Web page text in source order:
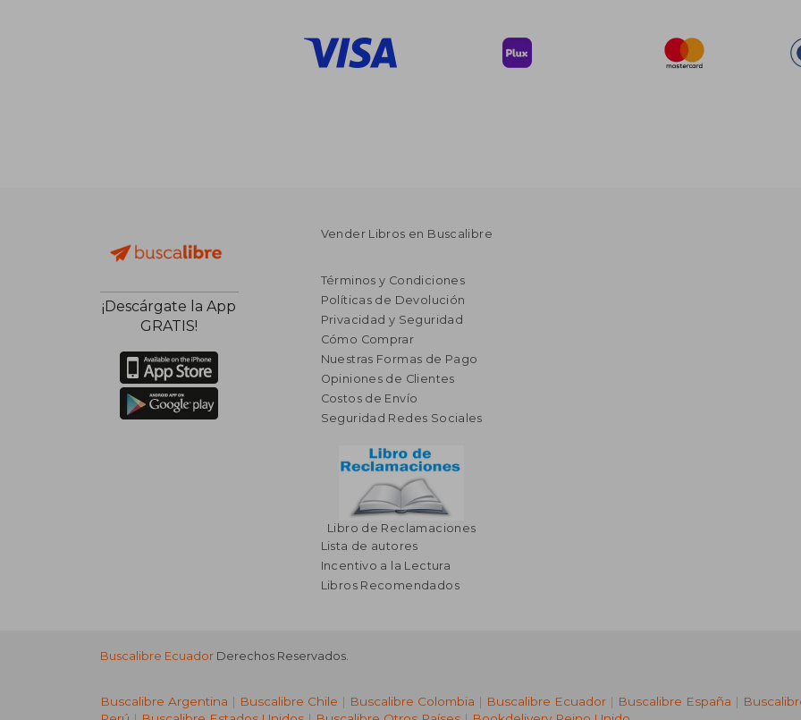
¡Descárgate la App
GRATIS!
Vender Libros en Buscalibre
Términos y Condiciones
Políticas de Devolución
Privacidad y Seguridad
Cómo Comprar
Nuestras Formas de Pago
Opiniones de Clientes
Costos de Envío
Seguridad Redes Sociales
Libro de Reclamaciones
Lista de autores
Incentivo a la Lectura
Libros Recomendados
Buscalibre Ecuador Derechos Reservados.
Buscalibre Argentina | Buscalibre Chile | Buscalibre Colombia | Buscalibre Ecuador | Buscalibre España |